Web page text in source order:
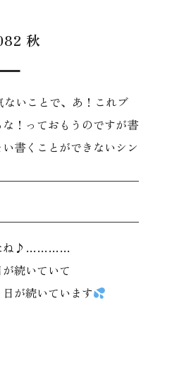
秋
ないことで、あ！これブ
！っておもうのですが書
書くことができないシン
たね♪…………
続いていて
日が続いています